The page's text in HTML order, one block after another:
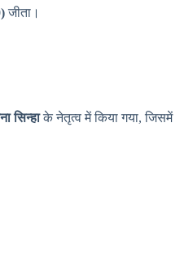
जीता।
सिन्हाके नेतृत्व में किया गया, जिसमें